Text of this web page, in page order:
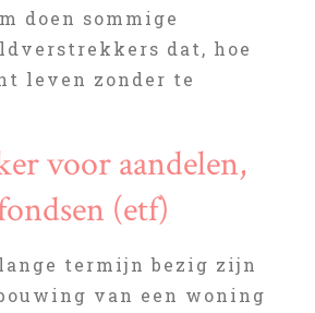
doen sommige
dat, hoe
leven zonder te
voor aandelen,
(etf)
termijn bezig zijn
van een woning